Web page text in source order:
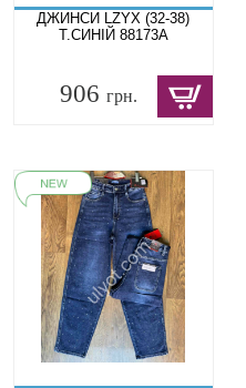
ДЖИНСИ LZYX (32-38)
Т.СИНІЙ 88173A
906грн.